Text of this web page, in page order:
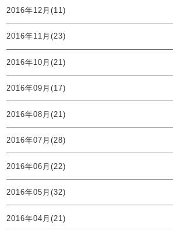
2016年12月(11)
2016年11月(23)
2016年10月(21)
2016年09月(17)
2016年08月(21)
2016年07月(28)
2016年06月(22)
2016年05月(32)
2016年04月(21)